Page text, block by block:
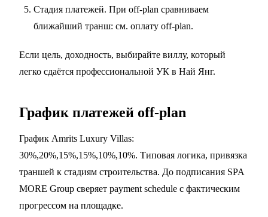
Стадия платежей. При off-plan сравниваем
ближайший транш: см. оплату off-plan.
Если цель, доходность, выбирайте виллу, который
легко сдаётся профессиональной УК в Най Янг.
График платежей off-plan
График Amrits Luxury Villas:
30%,20%,15%,15%,10%,10%. Типовая логика, привязка
траншей к стадиям строительства. До подписания SPA
MORE Group сверяет payment schedule с фактическим
прогрессом на площадке.